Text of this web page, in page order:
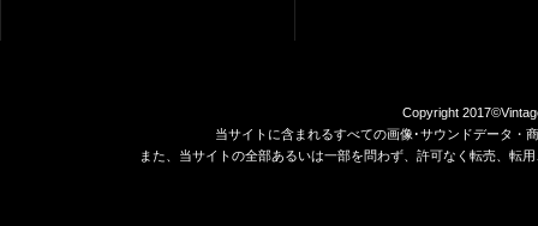
Copyright
当サイトに含まれるすべての画像･サウンドデータ・
また、当サイトの全部あるいは一部を問わず、許可なく転売、転